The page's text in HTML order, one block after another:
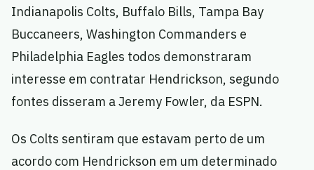
Indianapolis Colts, Buffalo Bills, Tampa Bay
Buccaneers, Washington Commanders e
Philadelphia Eagles todos demonstraram
interesse em contratar Hendrickson, segundo
fontes disseram a Jeremy Fowler, da ESPN.
Os Colts sentiram que estavam perto de um
acordo com Hendrickson em um determinado